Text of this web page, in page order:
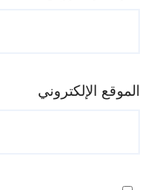
الموقع الإلكتروني